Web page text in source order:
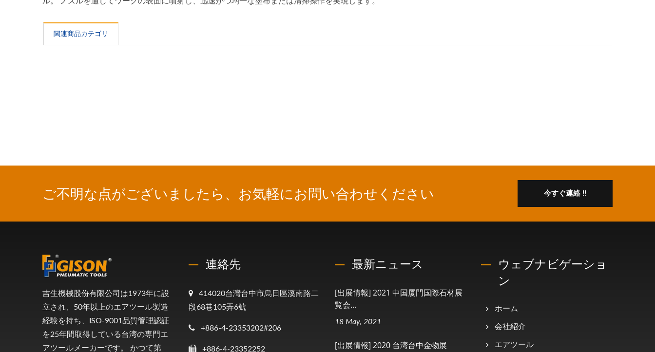
関連商品カテゴリ
ご不明な点がございましたら、お気軽にお問い合わせください 今すぐ連絡 !!
吉生機械股份有限公司は1973年に設
立され、50年以上のエアツール製造
経験を持ち、ISO-9001品質管理認証
を25年間取得している台湾の専門エ
アツールメーカーです。 かつて第
連絡先
414020台灣台中市烏日區溪南路二
段68巷105弄6號
+886-4-23353202#206
+886-4-23352252
最新ニュース
[出展情報] 2021 中国厦門国際石材展
覧会...
18 May, 2021
[出展情報] 2020 台湾台中金物展
ウェブナビゲーショ
ン
ホーム
会社紹介
エアツール